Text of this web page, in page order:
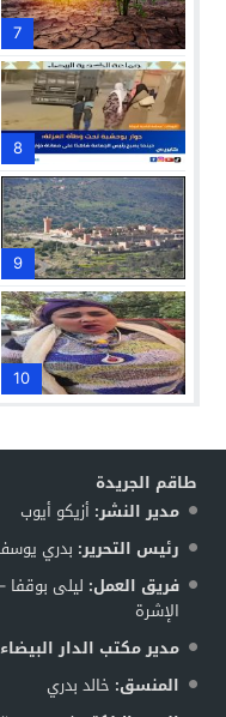
7
8
9
10
طاقم الجريدة
مدير النشر: أزيكو أيوب
رئيس التحرير: بدري
فريق العمل: ليلى بوقفا
الإشرة
مدير مكتب الدار
المنسق: خالد بدري